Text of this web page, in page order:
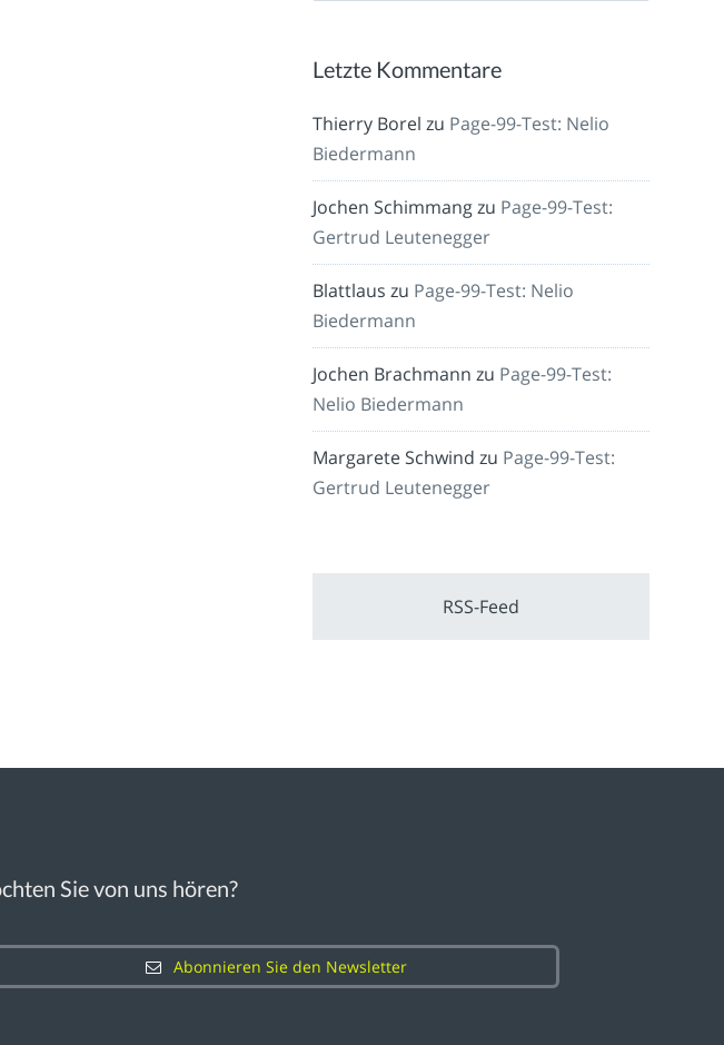
Letzte Kommentare
Thierry Borel zu Page-99-Test: Nelio
Biedermann
Jochen Schimmangzu Page-99-Test:
Gertrud Leutenegger
Blattlaus zu Page-99-Test: Nelio
Biedermann
Jochen Brachmann zu Page-99-Test:
Nelio Biedermann
Margarete Schwind zu Page-99-Test:
Gertrud Leutenegger
RSS-Feed
Sie von uns hören?
Abonnieren Sie den Newsletter